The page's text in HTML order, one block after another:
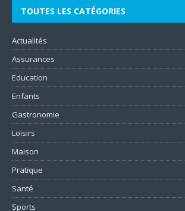
TOUTES LES CATÉGORIES
Actualités
Assurances
Education
Enfants
Gastronomie
Loisirs
Maison
Pratique
Santé
Sports